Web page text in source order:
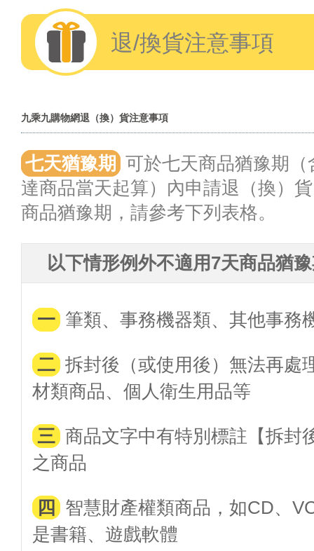
退/換貨注意事項
九乘九購物網退（換）貨注意事項
七天猶豫期 可於七天商品猶豫期
達商品當天起算）內申請退（換）
商品猶豫期，請參考下列表格。
以下情形例外不適用7天商品猶
一 筆類、事務機器類、其他事務
二 拆封後（或使用後）無法再處
材類商品、個人衛生用品等
三 商品文字中有特別標註【拆封
之商品
四
智慧財產權類商品，如CD、
是書籍、遊戲軟體